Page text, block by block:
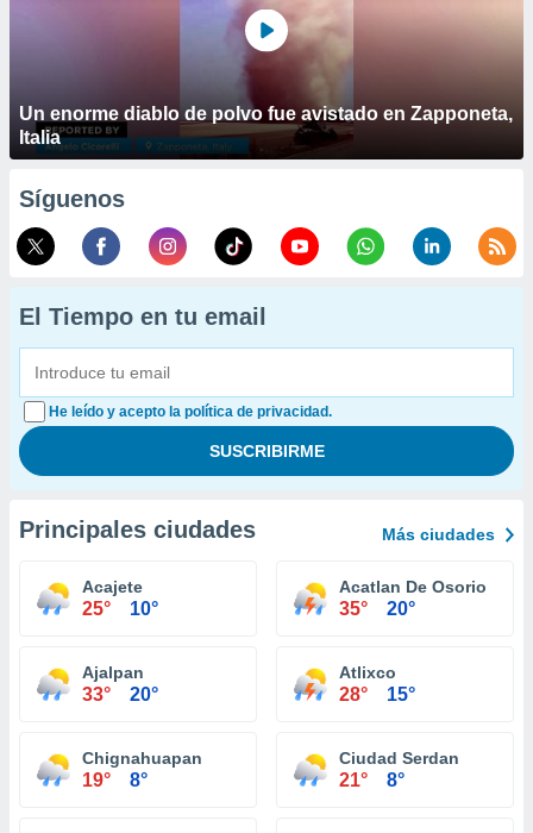
Un enorme diablo de polvo fue avistado en Zapponeta,
Italia
Síguenos
El Tiempo en tu email
He leído y acepto la política de privacidad.
Principales ciudades Más ciudades
Acajete
25° 10°
Acatlan De Osorio
35° 20°
Ajalpan
33° 20°
Atlixco
28° 15°
Chignahuapan
19° 8°
Ciudad Serdan
21° 8°